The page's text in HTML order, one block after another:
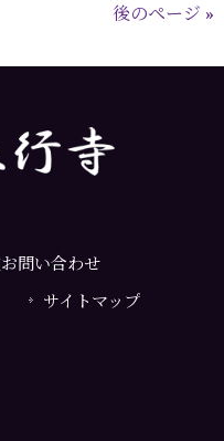
後のページ »
問い合わせ
サイトマップ